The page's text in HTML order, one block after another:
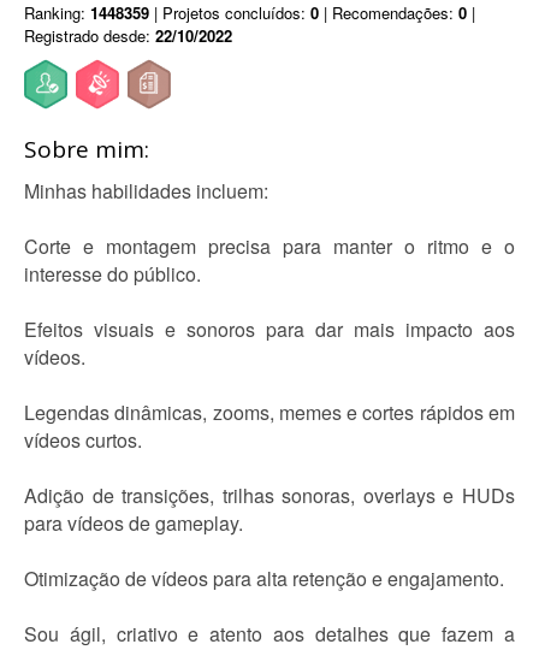
Ranking: 1448359 | Projetos concluídos: 0 | Recomendações: 0 |
Registrado desde: 22/10/2022
Sobre mim:
Minhas habilidades incluem:
Corte e montagem precisa para manter o ritmo e o
interesse do público.
Efeitos visuais e sonoros para dar mais impacto aos
vídeos.
Legendas dinâmicas, zooms, memes e cortes rápidos em
vídeos curtos.
Adição de transições, trilhas sonoras, overlays e HUDs
para vídeos de gameplay.
Otimização de vídeos para alta retenção e engajamento.
Sou ágil, criativo e atento aos detalhes que fazem a